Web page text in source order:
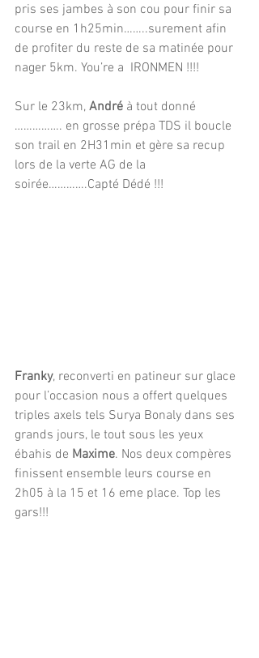
pris ses jambes à son cou pour finir sa
course en 1h25min……..surement afin
de profiter du reste de sa matinée pour
nager 5km. You’re a  IRONMEN !!!!
Sur le 23km, André à tout donné
……………. en grosse prépa TDS il boucle
son trail en 2H31min et gère sa recup
lors de la verte AG de la
soirée………….Capté Dédé !!!
Franky, reconverti en patineur sur glace
pour l’occasion nous a offert quelques
triples axels tels Surya Bonaly dans ses
grands jours, le tout sous les yeux
ébahis de Maxime. Nos deux compères
finissent ensemble leurs course en
2h05 à la 15 et 16 eme place. Top les
gars!!!